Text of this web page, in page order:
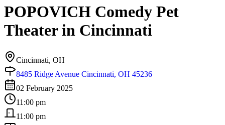
POPOVICH Comedy Pet
Theater in Cincinnati
Cincinnati, OH
8485 Ridge Avenue Cincinnati, OH 45236
02 February 2025
11:00 pm
11:00 pm